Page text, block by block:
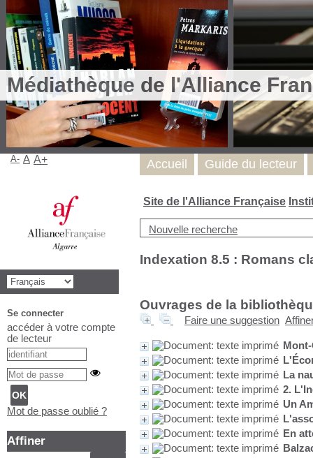
Médiathèque de l'Alliance
Site de l'Alliance Française
Nouvelle recherche
Indexation 8.5 : Romans
Ouvrages de la
Faire une suggestion
La
2.
Un
En
Accueil Guide du lecteur
A- A A+
Se connecter
accéder à votre compte
de lecteur
Mot de passe oublié ?
Affiner